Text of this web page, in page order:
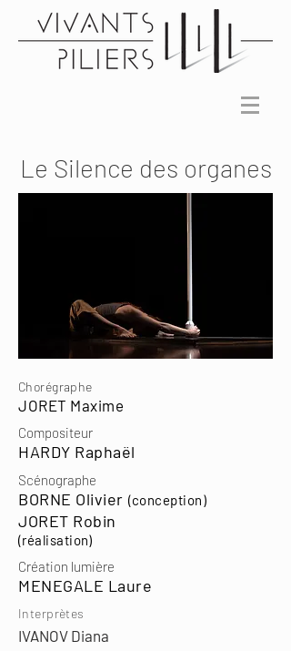
Le Silence des organes
Chorégraphe
JORET Maxime
Compositeur
HARDY Raphaël
Scénographe
BORNE Olivier (conception)
JORET Robin
(réalisation)
Création lumière
MENEGALE Laure
Interprètes
IVANOV Diana